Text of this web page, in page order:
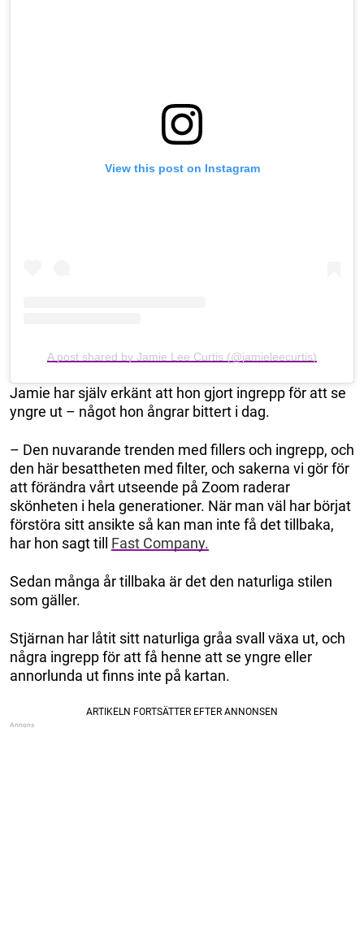
View this post on Instagram
A post shared by Jamie Lee Curtis (@jamieleecurtis)
Jamie har själv erkänt att hon gjort ingrepp för att se
yngre ut – något hon ångrar bittert i dag.
– Den nuvarande trenden med fillers och ingrepp, och
den här besattheten med filter, och sakerna vi gör för
att förändra vårt utseende på Zoom raderar
skönheten i hela generationer. När man väl har börjat
förstöra sitt ansikte så kan man inte få det tillbaka,
har hon sagt till Fast Company.
Sedan många år tillbaka är det den naturliga stilen
som gäller.
Stjärnan har låtit sitt naturliga gråa svall växa ut, och
några ingrepp för att få henne att se yngre eller
annorlunda ut finns inte på kartan.